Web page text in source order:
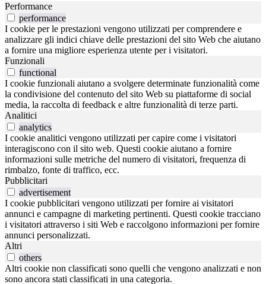
Performance
performance
I cookie per le prestazioni vengono utilizzati per comprendere e
analizzare gli indici chiave delle prestazioni del sito Web che aiutano
a fornire una migliore esperienza utente per i visitatori.
Funzionali
functional
I cookie funzionali aiutano a svolgere determinate funzionalità come
la condivisione del contenuto del sito Web su piattaforme di social
media, la raccolta di feedback e altre funzionalità di terze parti.
Analitici
analytics
I cookie analitici vengono utilizzati per capire come i visitatori
interagiscono con il sito web. Questi cookie aiutano a fornire
informazioni sulle metriche del numero di visitatori, frequenza di
rimbalzo, fonte di traffico, ecc.
Pubblicitari
advertisement
I cookie pubblicitari vengono utilizzati per fornire ai visitatori
annunci e campagne di marketing pertinenti. Questi cookie tracciano
i visitatori attraverso i siti Web e raccolgono informazioni per fornire
annunci personalizzati.
Altri
others
Altri cookie non classificati sono quelli che vengono analizzati e non
sono ancora stati classificati in una categoria.